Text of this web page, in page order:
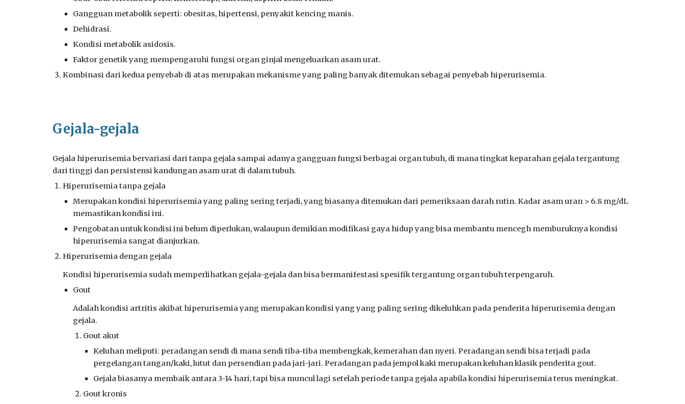
Gangguan metabolik seperti: obesitas, hipertensi, penyakit kencing manis.
Dehidrasi.
Kondisi metabolik asidosis.
Faktor genetik yang mempengaruhi fungsi organ ginjal mengeluarkan asam urat.
Kombinasi dari kedua penyebab di atas merupakan mekanisme yang paling banyak ditemukan sebagai penyebab hiperurisemia.
Gejala-gejala
Gejala hiperurisemia bervariasi dari tanpa gejala sampai adanya gangguan fungsi berbagai organ tubuh, di mana tingkat keparahan gejala tergantung
dari tinggi dan persistensi kandungan asam urat di dalam tubuh.
Hiperurisemia tanpa gejala
Merupakan kondisi hiperurisemia yang paling sering terjadi, yang biasanya ditemukan dari pemeriksaan darah rutin. Kadar asam uran > 6.8 mg/dL
memastikan kondisi ini.
Pengobatan untuk kondisi ini belum diperlukan, walaupun demikian modifikasi gaya hidup yang bisa membantu mencegh memburuknya kondisi
hiperurisemia sangat dianjurkan.
Hiperurisemia dengan gejala
Kondisi hiperurisemia sudah memperlihatkan gejala-gejala dan bisa bermanifestasi spesifik tergantung organ tubuh terpengaruh.
Gout
Adalah kondisi artritis akibat hiperurisemia yang merupakan kondisi yang yang paling sering dikeluhkan pada penderita hiperurisemia dengan
gejala.
Gout akut
Keluhan meliputi: peradangan sendi di mana sendi tiba-tiba membengkak, kemerahan dan nyeri. Peradangan sendi bisa terjadi pada
pergelangan tangan/kaki, lutut dan persendian pada jari-jari. Peradangan pada jempol kaki merupakan keluhan klasik penderita gout.
Gejala biasanya membaik antara 3-14 hari, tapi bisa muncul lagi setelah periode tanpa gejala apabila kondisi hiperurisemia terus meningkat.
Gout kronis